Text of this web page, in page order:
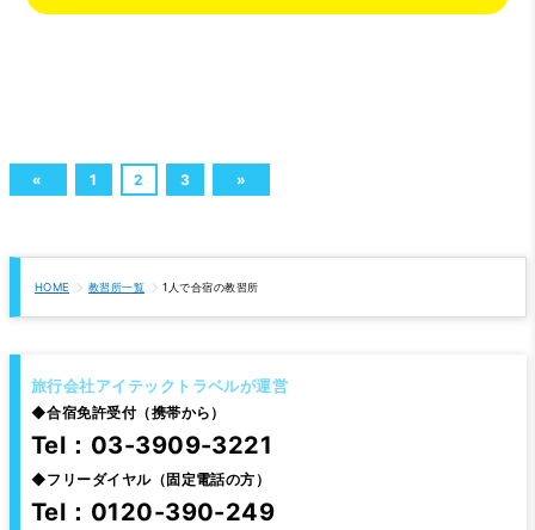
« 1 2 3 »
HOME 教習所一覧 1人で合宿の教習所
旅行会社アイテックトラベルが運営
◆合宿免許受付（携帯から）
Tel：03-3909-3221
◆フリーダイヤル（固定電話の方）
Tel：0120-390-249